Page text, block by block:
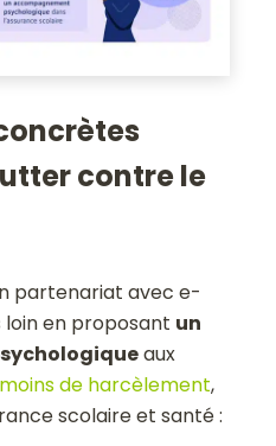
contre le
partenariat avec e-
loin en proposant un
aux
de harcèlement,
scolaire et santé :